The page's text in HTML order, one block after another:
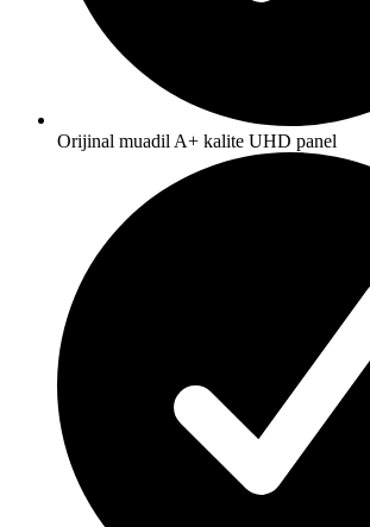
Orijinal muadil A+ kalite UHD panel